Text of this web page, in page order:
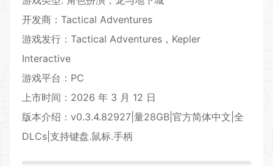
开发商：Tactical Adventures
游戏发行：Tactical Adventures，Kepler
Interactive
游戏平台：PC
上市时间：2026 年 3 月 12 日
版本介绍：v0.3.4.82927|量28GB|官方简体中文|全
DLCs|支持键盘.鼠标.手柄